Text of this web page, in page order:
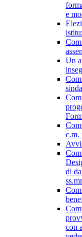
e
Un
c.m.
di
con